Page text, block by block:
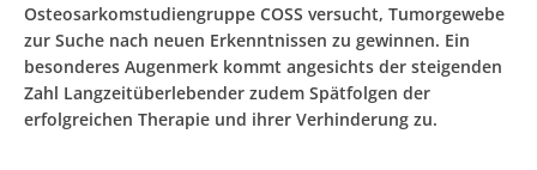
Osteosarkomstudiengruppe COSS versucht, Tumorgewebe
zur Suche nach neuen Erkenntnissen zu gewinnen. Ein
besonderes Augenmerk kommt angesichts der steigenden
Zahl Langzeitüberlebender zudem Spätfolgen der
erfolgreichen Therapie und ihrer Verhinderung zu.